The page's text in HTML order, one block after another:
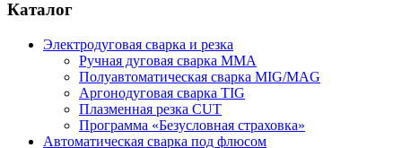
Каталог
Электродуговая сварка и резка
Ручная дуговая сварка MMA
Полуавтоматическая сварка MIG/MAG
Аргонодуговая сварка TIG
Плазменная резка CUT
Программа «Безусловная страховка»
Автоматическая сварка под флюсом